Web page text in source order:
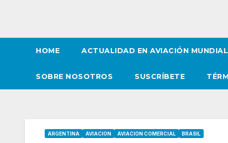
HOME ACTUALIDAD EN AVIACIÓN MUNDIAL
SOBRE NOSOTROS SUSCRÍBETE
ARGENTINA AVIACION AVIACION COMERCIAL BRASIL